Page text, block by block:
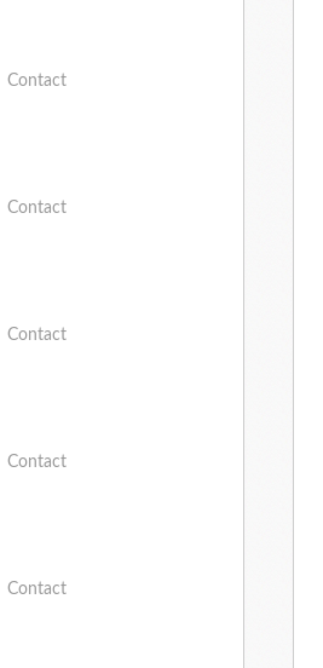
Contact
Contact
Contact
Contact
Contact